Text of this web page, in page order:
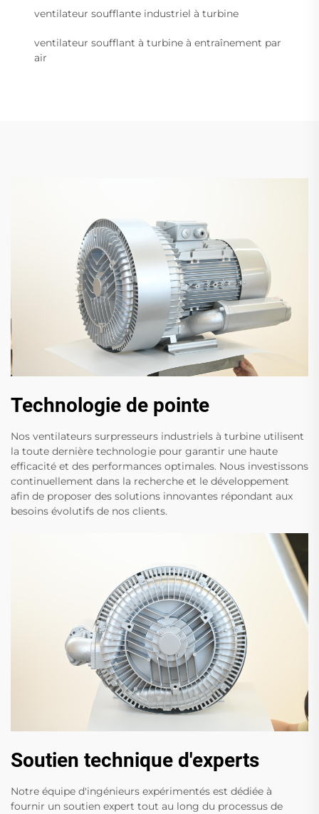
ventilateur soufflante industriel à turbine
ventilateur soufflant à turbine à entraînement par
air
Technologie de pointe
Nos ventilateurs surpresseurs industriels à turbine utilisent
la toute dernière technologie pour garantir une haute
efficacité et des performances optimales. Nous investissons
continuellement dans la recherche et le développement
afin de proposer des solutions innovantes répondant aux
besoins évolutifs de nos clients.
Soutien technique d'experts
Notre équipe d'ingénieurs expérimentés est dédiée à
fournir un soutien expert tout au long du processus de